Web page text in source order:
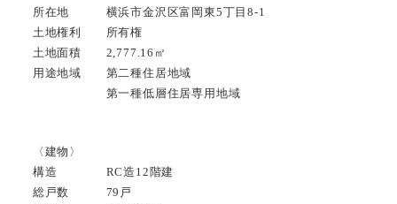
所在地 横浜市金沢区富岡東5丁目8-1
土地権利 所有権
土地面積 2,777.16㎡
用途地域 第二種住居地域
第一種低層住居専用地域
〈建物〉
構造 RC造12階建
総戸数 79戸